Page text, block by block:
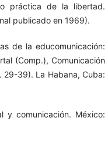
práctica de la libertad.
publicado en 1969).
de la educomunicación:
(Comp.), Comunicación
39). La Habana, Cuba:
y comunicación. México: